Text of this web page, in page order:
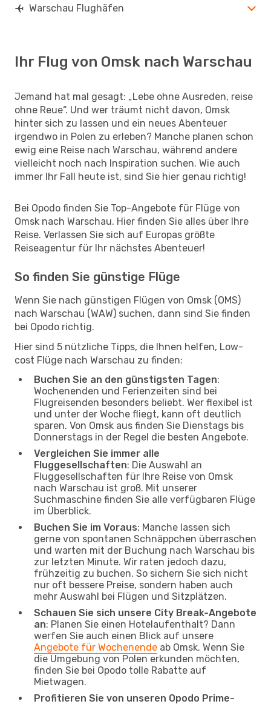
Warschau Flughäfen
Ihr Flug von Omsk nach Warschau
Jemand hat mal gesagt: „Lebe ohne Ausreden, reise
ohne Reue“. Und wer träumt nicht davon, Omsk
hinter sich zu lassen und ein neues Abenteuer
irgendwo in Polen zu erleben? Manche planen schon
ewig eine Reise nach Warschau, während andere
vielleicht noch nach Inspiration suchen. Wie auch
immer Ihr Fall heute ist, sind Sie hier genau richtig!
Bei Opodo finden Sie Top-Angebote für Flüge von
Omsk nach Warschau. Hier finden Sie alles über Ihre
Reise. Verlassen Sie sich auf Europas größte
Reiseagentur für Ihr nächstes Abenteuer!
So finden Sie günstige Flüge
Wenn Sie nach günstigen Flügen von Omsk (OMS)
nach Warschau (WAW) suchen, dann sind Sie finden
bei Opodo richtig.
Hier sind 5 nützliche Tipps, die Ihnen helfen, Low-
cost Flüge nach Warschau zu finden:
Buchen Sie an den günstigsten Tagen:
Wochenenden und Ferienzeiten sind bei
Flugreisenden besonders beliebt. Wer flexibel ist
und unter der Woche fliegt, kann oft deutlich
sparen. Von Omsk aus finden Sie Dienstags bis
Donnerstags in der Regel die besten Angebote.
Vergleichen Sie immer alle
Fluggesellschaften: Die Auswahl an
Fluggesellschaften für Ihre Reise von Omsk
nach Warschau ist groß. Mit unserer
Suchmaschine finden Sie alle verfügbaren Flüge
im Überblick.
Buchen Sie im Voraus: Manche lassen sich
gerne von spontanen Schnäppchen überraschen
und warten mit der Buchung nach Warschau bis
zur letzten Minute. Wir raten jedoch dazu,
frühzeitig zu buchen. So sichern Sie sich nicht
nur oft bessere Preise, sondern haben auch
mehr Auswahl bei Flügen und Sitzplätzen.
Schauen Sie sich unsere City Break-Angebote
an: Planen Sie einen Hotelaufenthalt? Dann
werfen Sie auch einen Blick auf unsere
Angebote für Wochenende ab Omsk. Wenn Sie
die Umgebung von Polen erkunden möchten,
finden Sie bei Opodo tolle Rabatte auf
Mietwagen.
Profitieren Sie von unseren Opodo Prime-